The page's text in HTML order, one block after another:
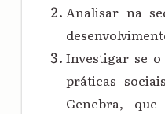
Analisar na
Investigar se
práticas
Genebra,